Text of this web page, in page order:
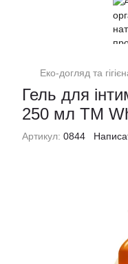
Еко-догляд та
Гель для
250 мл ТМ
Артикул: 0844